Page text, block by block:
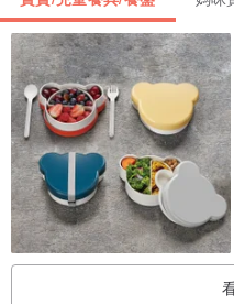
· 請陪伴幼童使用，勿讓幼童單
· 請注意將餐具收妥於幼童無法
· 此商品不可使用於微波爐或烤
· 因拍攝略有色差，圖片僅供參